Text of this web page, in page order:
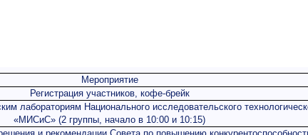
Мероприятие
Регистрация участников, кофе-брейк
лабораториям Национального исследовательского
«МИСиС» (2 группы, начало в 10:00 и 10:15)